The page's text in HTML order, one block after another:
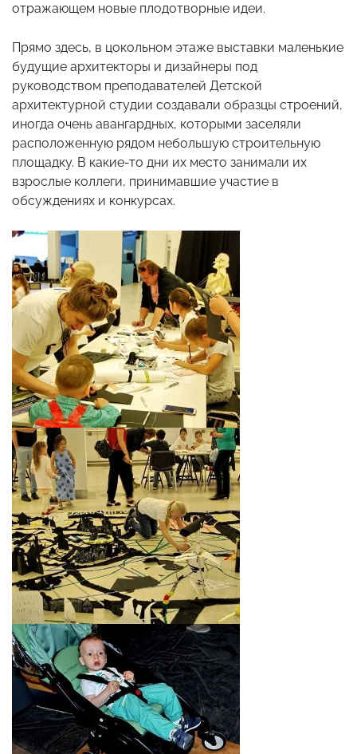
отражающем новые плодотворные идеи.
Прямо здесь, в цокольном этаже выставки маленькие
будущие архитекторы и дизайнеры под
руководством преподавателей Детской
архитектурной студии создавали образцы строений,
иногда очень авангардных, которыми заселяли
расположенную рядом небольшую строительную
площадку. В какие-то дни их место занимали их
взрослые коллеги, принимавшие участие в
обсуждениях и конкурсах.